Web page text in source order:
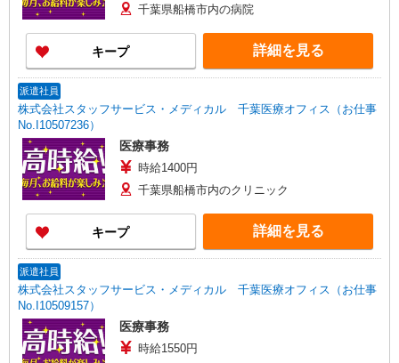
千葉県船橋市内の病院
キープ 詳細を見る
派遣社員
株式会社スタッフサービス・メディカル 千葉医療オフィス（お仕事
No.I10507236）
医療事務
時給1400円
千葉県船橋市内のクリニック
キープ 詳細を見る
派遣社員
株式会社スタッフサービス・メディカル 千葉医療オフィス（お仕事
No.I10509157）
医療事務
時給1550円